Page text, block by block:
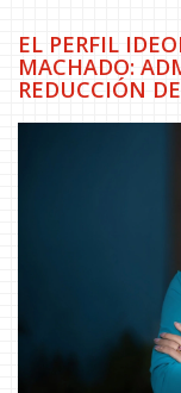
EL PERFIL
MACHADO:
REDUCCIÓN